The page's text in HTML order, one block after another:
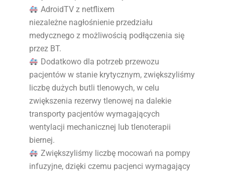
AdroidTV z netflixem
niezależne nagłośnienie przedziału
medycznego z możliwością podłączenia się
przez BT.
Dodatkowo dla potrzeb przewozu
pacjentów w stanie krytycznym, zwiększyliśmy
liczbę dużych butli tlenowych, w celu
zwiększenia rezerwy tlenowej na dalekie
transporty pacjentów wymagających
wentylacji mechanicznej lub tlenoterapii
biernej.
Zwiększyliśmy liczbę mocowań na pompy
infuzyjne, dzięki czemu pacjenci wymagający